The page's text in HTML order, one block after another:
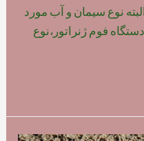
نوع سیمان و آب مورد
فوم ژنراتور،نوع